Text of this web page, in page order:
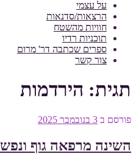
על עצמי
הרצאות/סדנאות
חוויות מהשטח
תוכניות רדיו
ספרים שכתבה דר' מרום
צור קשר
תגית: הירדמות
פורסם ב 3 בנובמבר 2025
השינה מרפאה גוף ונפש